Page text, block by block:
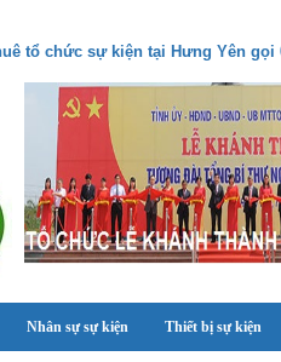
tổ chức sự kiện tại Hưng Yên gọi
Nhân sự sự kiện Thiết bị sự kiện